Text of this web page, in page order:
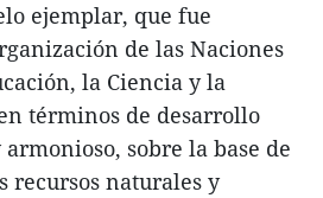
ejemplar, que fue
de las Naciones
la Ciencia y la
términos de desarrollo
sobre la base de
recursos naturales y